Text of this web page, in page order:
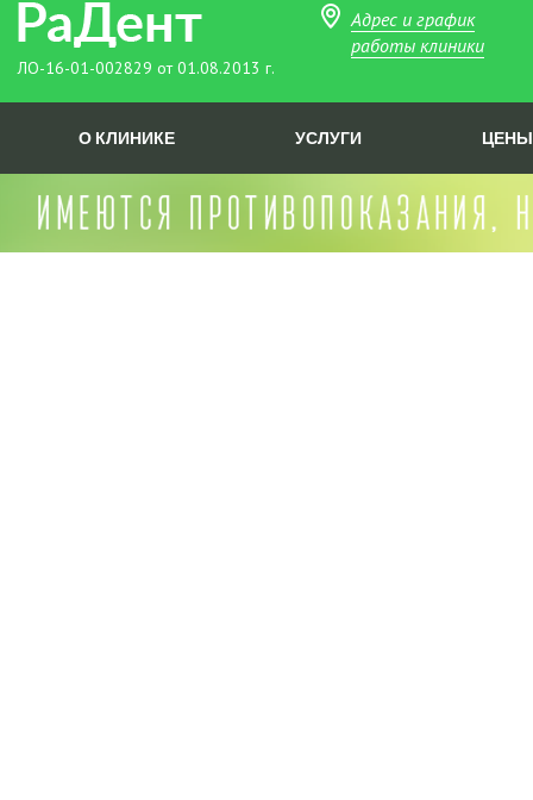
ЛО-16-01-002829 от 01.08.2013 г.
Адрес и график
работы клиники
О КЛИНИКЕ УСЛУГИ ЦЕНЫ